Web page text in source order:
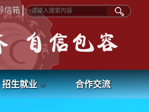
信箱
招生就业 合作交流